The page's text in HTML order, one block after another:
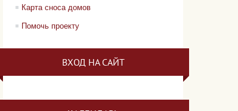
Карта сноса домов
Помочь проекту
ВХОД НА САЙТ